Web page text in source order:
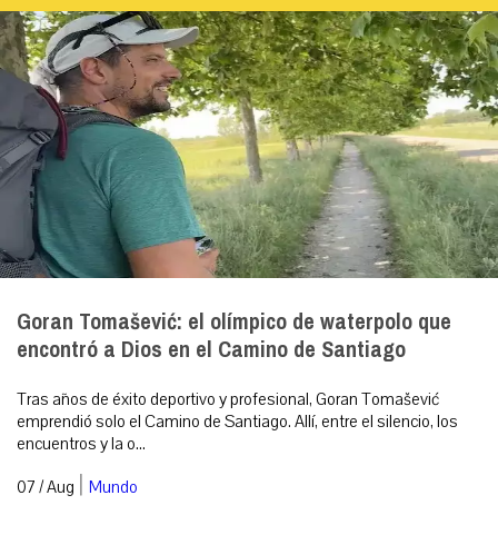
Goran Tomašević: el olímpico de waterpolo que
encontró a Dios en el Camino de Santiago
Tras años de éxito deportivo y profesional, Goran Tomašević
emprendió solo el Camino de Santiago. Allí, entre el silencio, los
encuentros y la o...
07 / Aug | Mundo